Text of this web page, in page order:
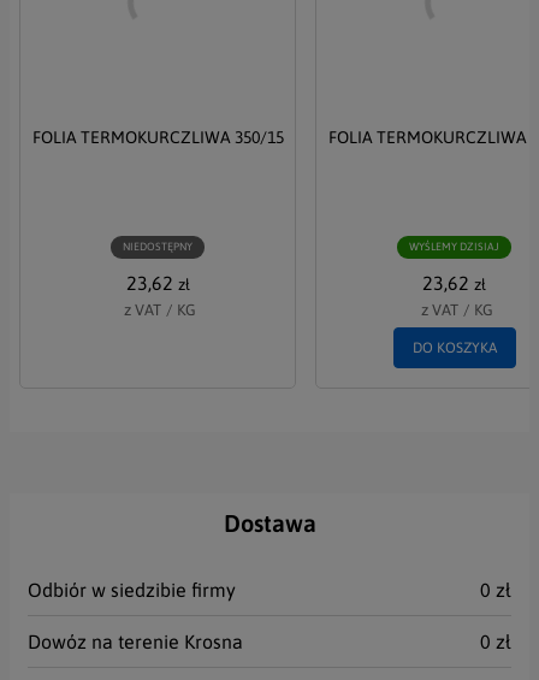
Akceptuję Politykę Prywatności i Politykę RODO
FOLIA TERMOKURCZLIWA 350/15
NIEDOSTĘPNY
23,62 zł
z VAT / KG
FOLIA TERMOKURCZLIWA
WYŚLEMY DZISIAJ
23,62 zł
z VAT / KG
DO KOSZYKA
Dostawa
Odbiór w siedzibie firmy 0 zł
Dowóz na terenie Krosna 0 zł